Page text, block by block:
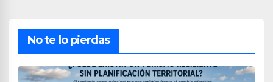
No te lo pierdas